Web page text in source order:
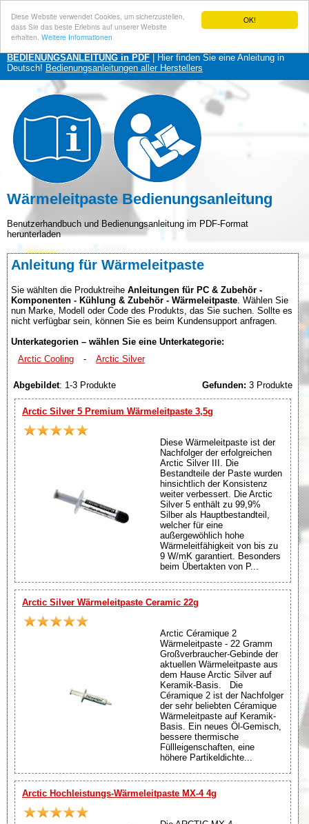
OK!
Diese Website verwendet Cookies, um sicherzustellen,
dass Sie das beste Erlebnis auf unserer Website
erhalten. Weitere Informationen
BEDIENUNGSANLEITUNG in PDF | Hier finden Sie eine Anleitung in
Deutsch! Bedienungsanleitungen aller Herstellers
Wärmeleitpaste Bedienungsanleitung
Benutzerhandbuch und Bedienungsanleitung im PDF-Format
herunterladen
Anleitung für Wärmeleitpaste
Sie wählten die Produktreihe Anleitungen für PC & Zubehör -
Komponenten - Kühlung & Zubehör - Wärmeleitpaste . Wählen Sie
nun Marke, Modell oder Code des Produkts, das Sie suchen. Sollte es
nicht verfügbar sein, können Sie es beim Kundensupport anfragen.
Unterkategorien – wählen Sie eine Unterkategorie:
Arctic Cooling
- Arctic Silver
Abgebildet: 1-3 Produkte Gefunden: 3 Produkte
Arctic Silver 5 Premium Wärmeleitpaste 3,5g
Diese Wärmeleitpaste ist der
Nachfolger der erfolgreichen
Arctic Silver III. Die
Bestandteile der Paste wurden
hinsichtlich der Konsistenz
weiter verbessert. Die Arctic
Silver 5 enthält zu 99,9%
Silber als Hauptbestandteil,
welcher für eine
außergewöhlich hohe
Wärmeleitfähigkeit von bis zu
9 W/mK garantiert. Besonders
beim Übertakten von P...
Arctic Silver Wärmeleitpaste Ceramic 22g
Arctic Céramique 2
Wärmeleitpaste - 22 Gramm
Großverbraucher-Gebinde der
aktuellen Wärmeleitpaste aus
dem Hause Arctic Silver auf
Keramik-Basis. Die
Céramique 2 ist der Nachfolger
der sehr beliebten Céramique
Wärmeleitpaste auf Keramik-
Basis. Ein neues Öl-Gemisch,
bessere thermische
Füllleigenschaften, eine
höhere Partikeldichte...
Arctic Hochleistungs-Wärmeleitpaste MX-4 4g